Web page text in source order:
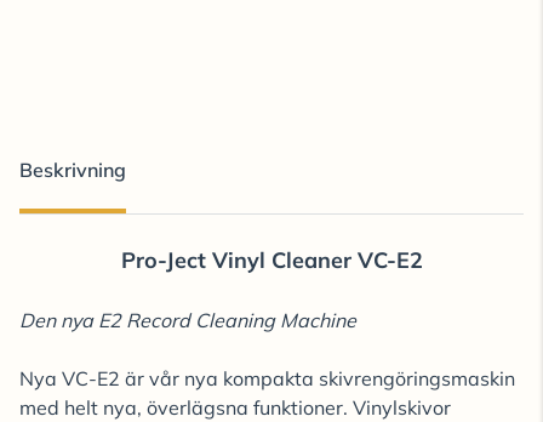
Beskrivning
Pro-Ject Vinyl Cleaner VC-E2
Den nya E2 Record Cleaning Machine
Nya VC-E2 är vår nya kompakta skivrengöringsmaskin
med helt nya, överlägsna funktioner. Vinylskivor